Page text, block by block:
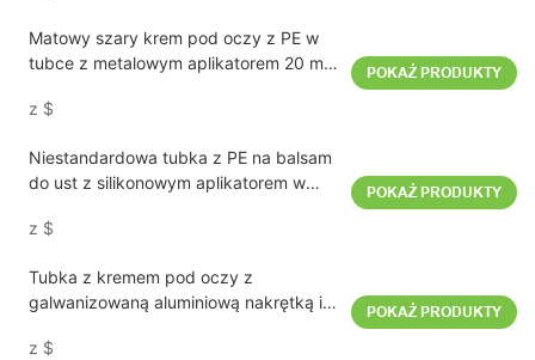
Matowy szary krem ​​pod oczy z PE w
tubce z metalowym aplikatorem 20 ml
z $
POKAŻ PRODUKTY
Niestandardowa tubka z PE na balsam
do ust z silikonowym aplikatorem w
z $
POKAŻ PRODUKTY
Tubka z kremem pod oczy z
galwanizowaną aluminiową nakrętką i
z $
POKAŻ PRODUKTY